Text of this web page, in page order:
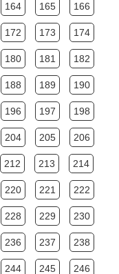
164 165 166
172 173 174
180 181 182
188 189 190
196 197 198
204 205 206
212 213 214
220 221 222
228 229 230
236 237 238
244 245 246